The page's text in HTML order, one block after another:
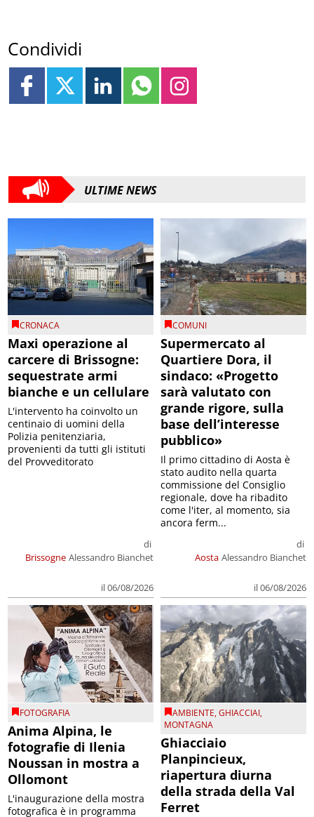
Condividi
ULTIME NEWS
CRONACA
Maxi operazione al
carcere di Brissogne:
sequestrate armi
bianche e un cellulare
Brissogne
di
Alessandro Bianchet
il 06/08/2026
L'intervento ha coinvolto un
centinaio di uomini della
Polizia penitenziaria,
provenienti da tutti gli istituti
del Provveditorato
COMUNI
Supermercato al
Quartiere Dora, il
sindaco: «Progetto
sarà valutato con
grande rigore, sulla
base dell’interesse
pubblico»
Aosta
di
Alessandro Bianchet
il 06/08/2026
Il primo cittadino di Aosta è
stato audito nella quarta
commissione del Consiglio
regionale, dove ha ribadito
come l'iter, al momento, sia
ancora ferm...
FOTOGRAFIA
Anima Alpina, le
fotografie di Ilenia
Noussan in mostra a
Ollomont
L'inaugurazione della mostra
fotografica è in programma
AMBIENTE,GHIACCIAI,
MONTAGNA
Ghiacciaio
Planpincieux,
riapertura diurna
della strada della Val
Ferret